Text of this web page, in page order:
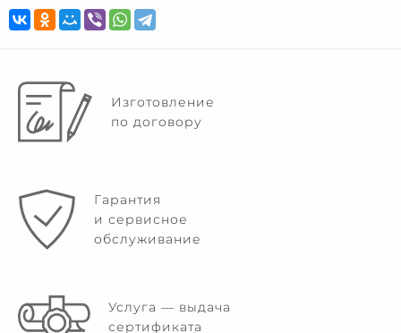
Изготовление
по договору
Гарантия
и сервисное
обслуживание
Услуга — выдача
сертификата